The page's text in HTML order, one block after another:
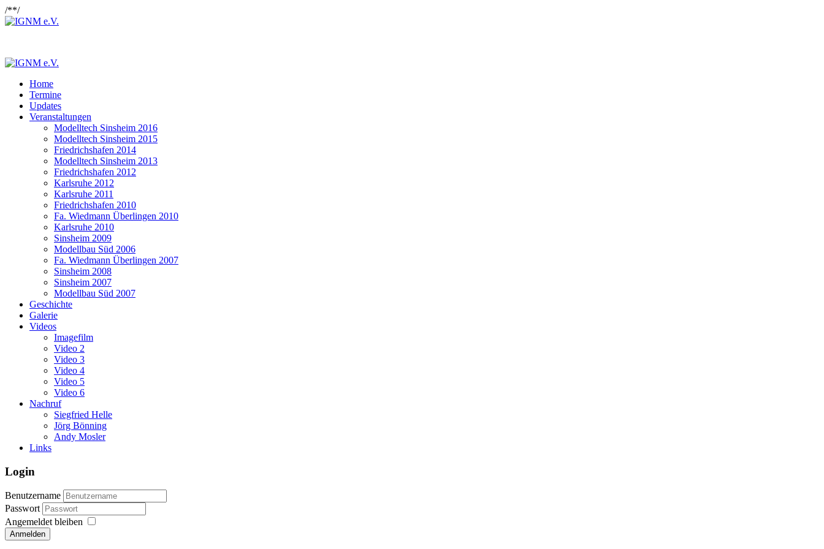
/**/
Home
Termine
Updates
Veranstaltungen
Modelltech Sinsheim 2016
Modelltech Sinsheim 2015
Friedrichshafen 2014
Modelltech Sinsheim 2013
Friedrichshafen 2012
Karlsruhe 2012
Karlsruhe 2011
Friedrichshafen 2010
Fa. Wiedmann Überlingen 2010
Karlsruhe 2010
Sinsheim 2009
Modellbau Süd 2006
Fa. Wiedmann Überlingen 2007
Sinsheim 2008
Sinsheim 2007
Modellbau Süd 2007
Geschichte
Galerie
Videos
Imagefilm
Video 2
Video 3
Video 4
Video 5
Video 6
Nachruf
Siegfried Helle
Jörg Bönning
Andy Mosler
Links
Login
Benutzername
Passwort
Angemeldet bleiben
Anmelden